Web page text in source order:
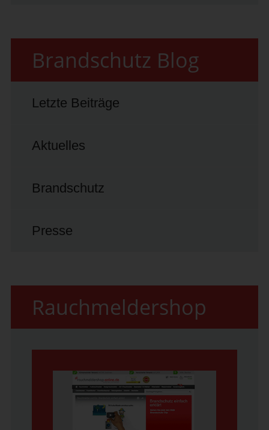
Brandschutz Blog
Letzte Beiträge
Aktuelles
Brandschutz
Presse
Rauchmeldershop